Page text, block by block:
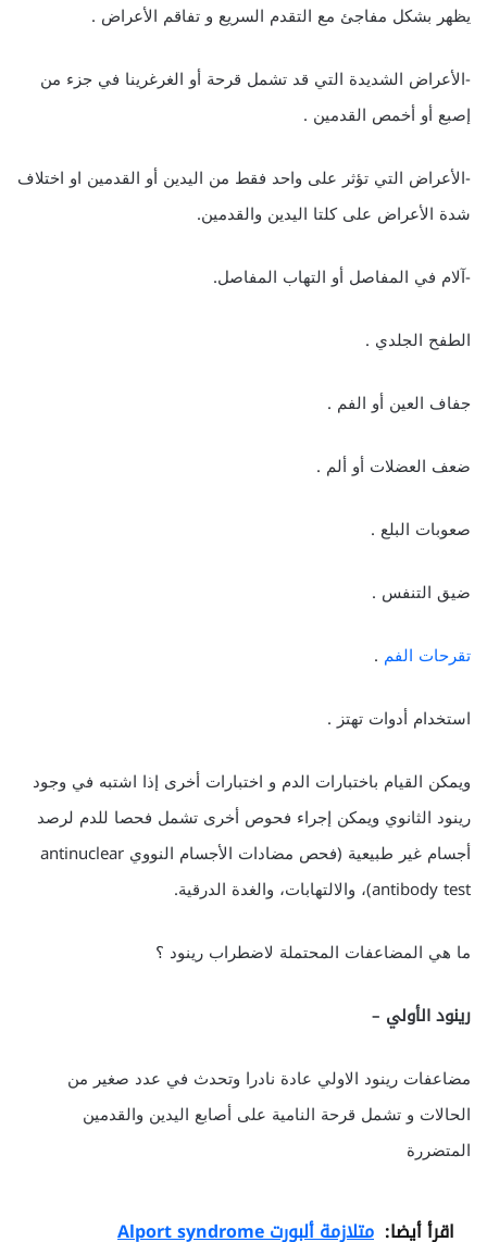
يظهر بشكل مفاجئ مع التقدم السريع و تفاقم الأعراض .
-الأعراض الشديدة التي قد تشمل قرحة أو الغرغرينا في جزء من
إصبع أو أخمص القدمين .
-الأعراض التي تؤثر على واحد فقط من اليدين أو القدمين او اختلاف
شدة الأعراض على كلتا اليدين والقدمين.
-آلام في المفاصل أو التهاب المفاصل.
الطفح الجلدي .
جفاف العين أو الفم .
ضعف العضلات أو ألم .
صعوبات البلع .
ضيق التنفس .
تقرحات الفم .
استخدام أدوات تهتز .
ويمكن القيام باختبارات الدم و اختبارات أخرى إذا اشتبه في وجود
رينود الثانوي ويمكن إجراء فحوص أخرى تشمل فحصا للدم لرصد
أجسام غير طبيعية (فحص مضادات الأجسام النووي antinuclear
antibody test)، والالتهابات، والغدة الدرقية.
ما هي المضاعفات المحتملة لاضطراب رينود ؟
رينود الأولي –
مضاعفات رينود الاولي عادة نادرا وتحدث في عدد صغير من
الحالات و تشمل قرحة النامية على أصابع اليدين والقدمين
المتضررة
اقرأ أيضا: متلازمة ألبورت Alport syndrome